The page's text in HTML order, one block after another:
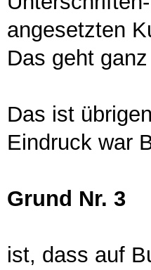
angesetzten
Das geht
Das ist
Eindruck war
Grund Nr. 3
ist, dass auf